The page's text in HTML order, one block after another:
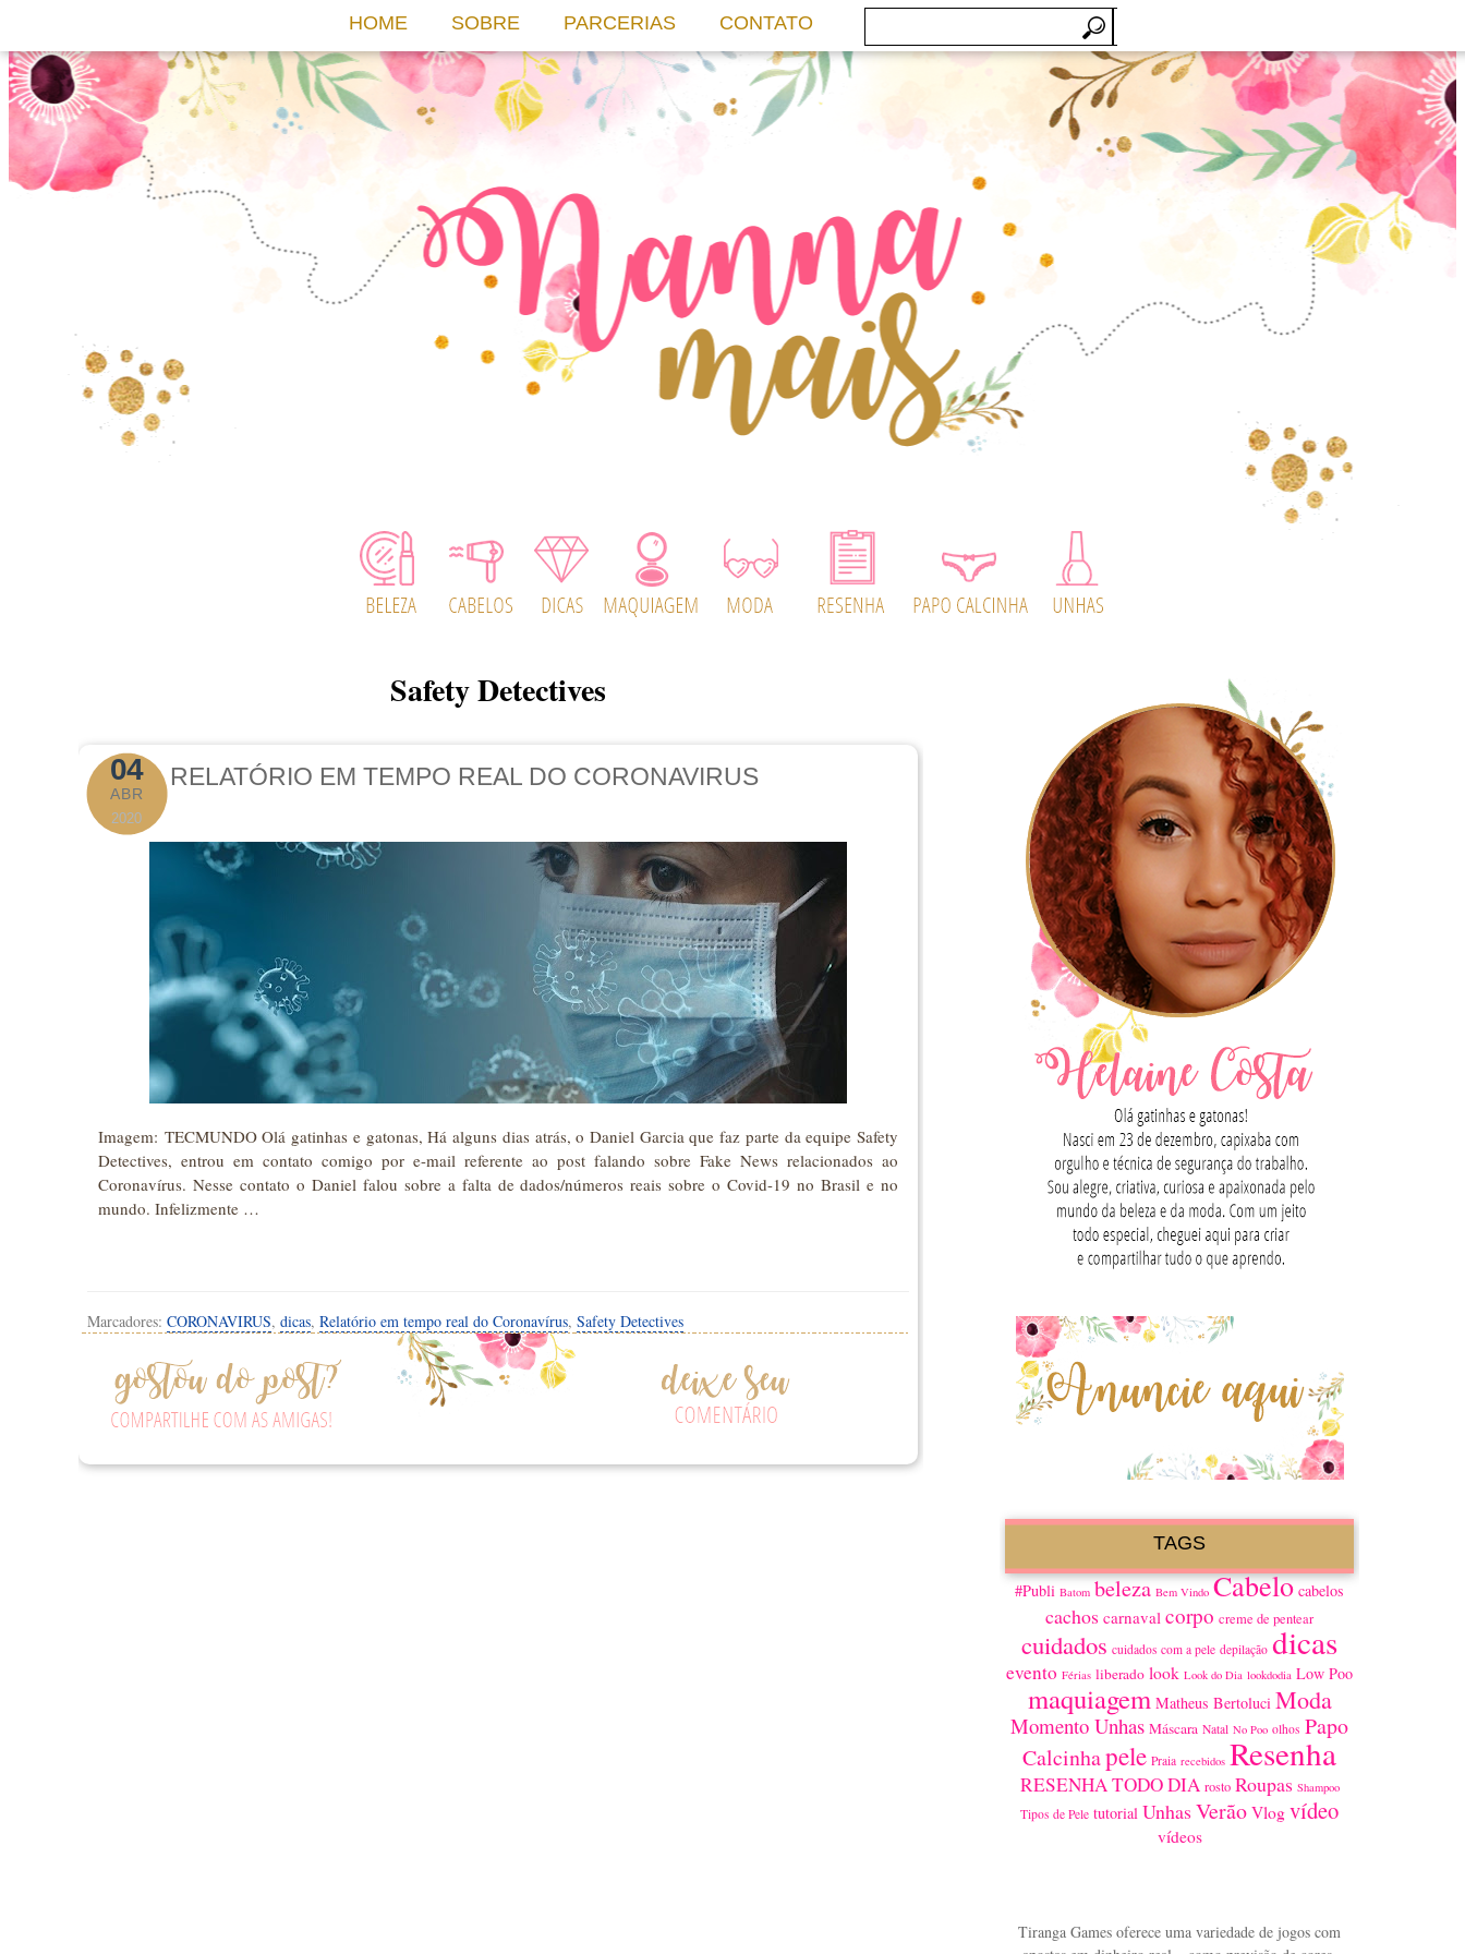
Safety Detectives
04
ABR
2020
RELATÓRIO EM TEMPO REAL DO CORONAVIRUS
Imagem: TECMUNDO Olá gatinhas e gatonas, Há alguns dias atrás, o Daniel Garcia que faz parte da equipe Safety
Detectives, entrou em contato comigo por e-mail referente ao post falando sobre Fake News relacionados ao
Coronavírus. Nesse contato o Daniel falou sobre a falta de dados/números reais sobre o Covid-19 no Brasil e no
mundo. Infelizmente …
Marcadores: CORONAVIRUS, dicas, Relatório em tempo real do Coronavírus, Safety Detectives
TAGS
#Publi Batom beleza Bem Vindo Cabelo cabelos
cachos carnaval corpo creme de pentear
cuidados cuidados com a pele depilação dicas
evento Férias liberado look Look do Dia lookdodia Low Poo
maquiagem Matheus Bertoluci Moda
Momento Unhas Máscara Natal No Poo olhos Papo
Calcinhapele Praia recebidos Resenha
RESENHA TODO DIA rosto Roupas Shampoo
Tipos de Pele tutorial Unhas Verão Vlog vídeo
vídeos
Tiranga Games oferece uma variedade de jogos com
HOME SOBRE PARCERIAS CONTATO